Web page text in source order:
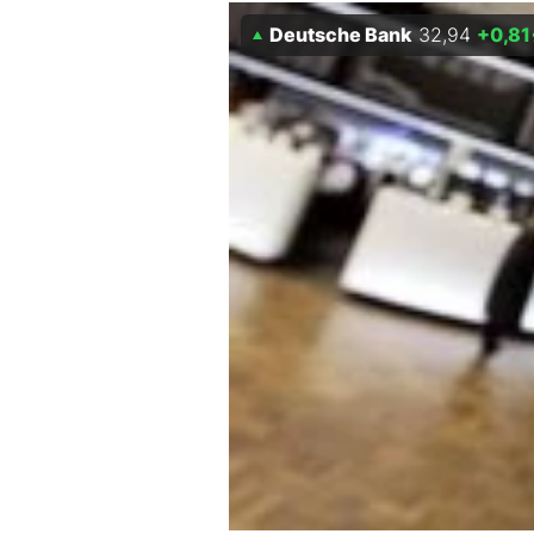
Mein B:O
Mein Konto
Folgen Sie uns
Deutsche Bank 32,94 +0,81